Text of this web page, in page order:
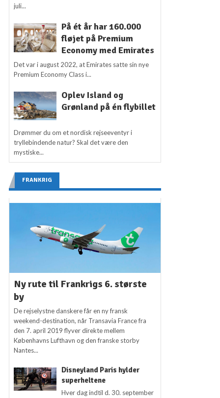
juli...
På ét år har 160.000
fløjet på Premium
Economy med Emirates
Det var i august 2022, at Emirates satte sin nye
Premium Economy Class i...
Oplev Island og
Grønland på én flybillet
Drømmer du om et nordisk rejseeventyr i
tryllebindende natur? Skal det være den
mystiske...
FRANKRIG
Ny rute til Frankrigs 6. største
by
De rejselystne danskere får en ny fransk
weekend-destination, når Transavia France fra
den 7. april 2019 flyver direkte mellem
Københavns Lufthavn og den franske storby
Nantes...
Disneyland Paris hylder
superheltene
Hver dag indtil d. 30. september